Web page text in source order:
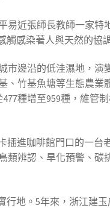
易近張師長教師一家特
感染著人與天然的協
邊沿的低洼濕地，
、竹基魚塘等生態農
種增至959種，維
插進咖啡館門口的一台
類辨認、旱化預警、
行地。5年來，浙江建